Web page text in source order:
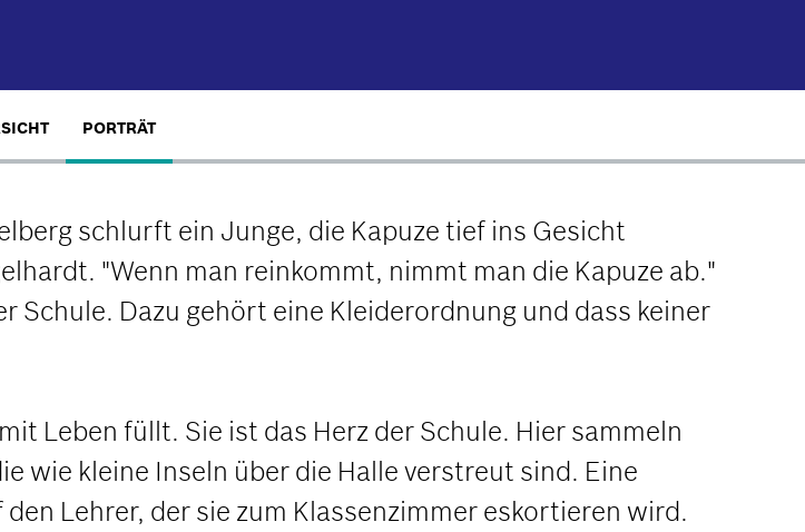
PORTRÄT
schlurft ein Junge, die Kapuze tief ins Gesicht
"Wenn man reinkommt, nimmt man die Kapuze ab."
Dazu gehört eine Kleiderordnung und dass keiner
Leben füllt. Sie ist das Herz der Schule. Hier sammeln
wie kleine Inseln über die Halle verstreut sind. Eine
Lehrer, der sie zum Klassenzimmer eskortieren wird.